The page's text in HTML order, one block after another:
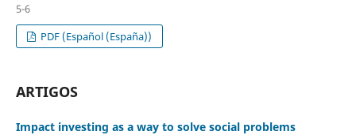
5-6
PDF (Español (España))
ARTIGOS
Impact investing as a way to solve social problems